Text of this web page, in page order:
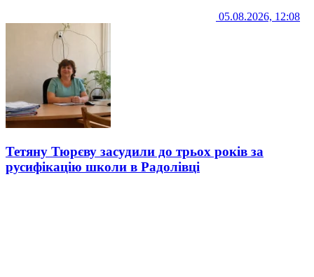
05.08.2026, 12:08
Тетяну Тюрєву засудили до трьох років за
русифікацію школи в Радолівці